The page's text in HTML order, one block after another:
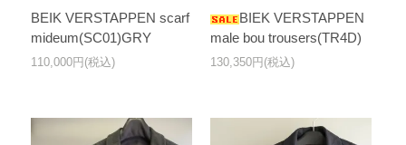
BEIK VERSTAPPEN scarf
mideum(SC01)GRY
110,000円(税込)
BIEK VERSTAPPEN
male bou trousers(TR4D)
130,350円(税込)